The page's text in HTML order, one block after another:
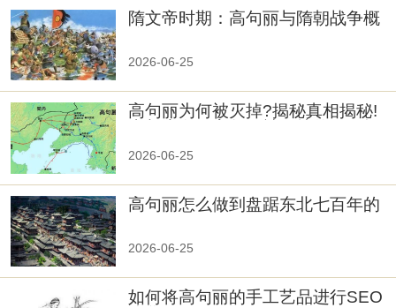
隋文帝时期：高句丽与隋朝战争概
2026-06-25
高句丽为何被灭掉?揭秘真相揭秘!
2026-06-25
高句丽怎么做到盘踞东北七百年的
2026-06-25
如何将高句丽的手工艺品进行SEO